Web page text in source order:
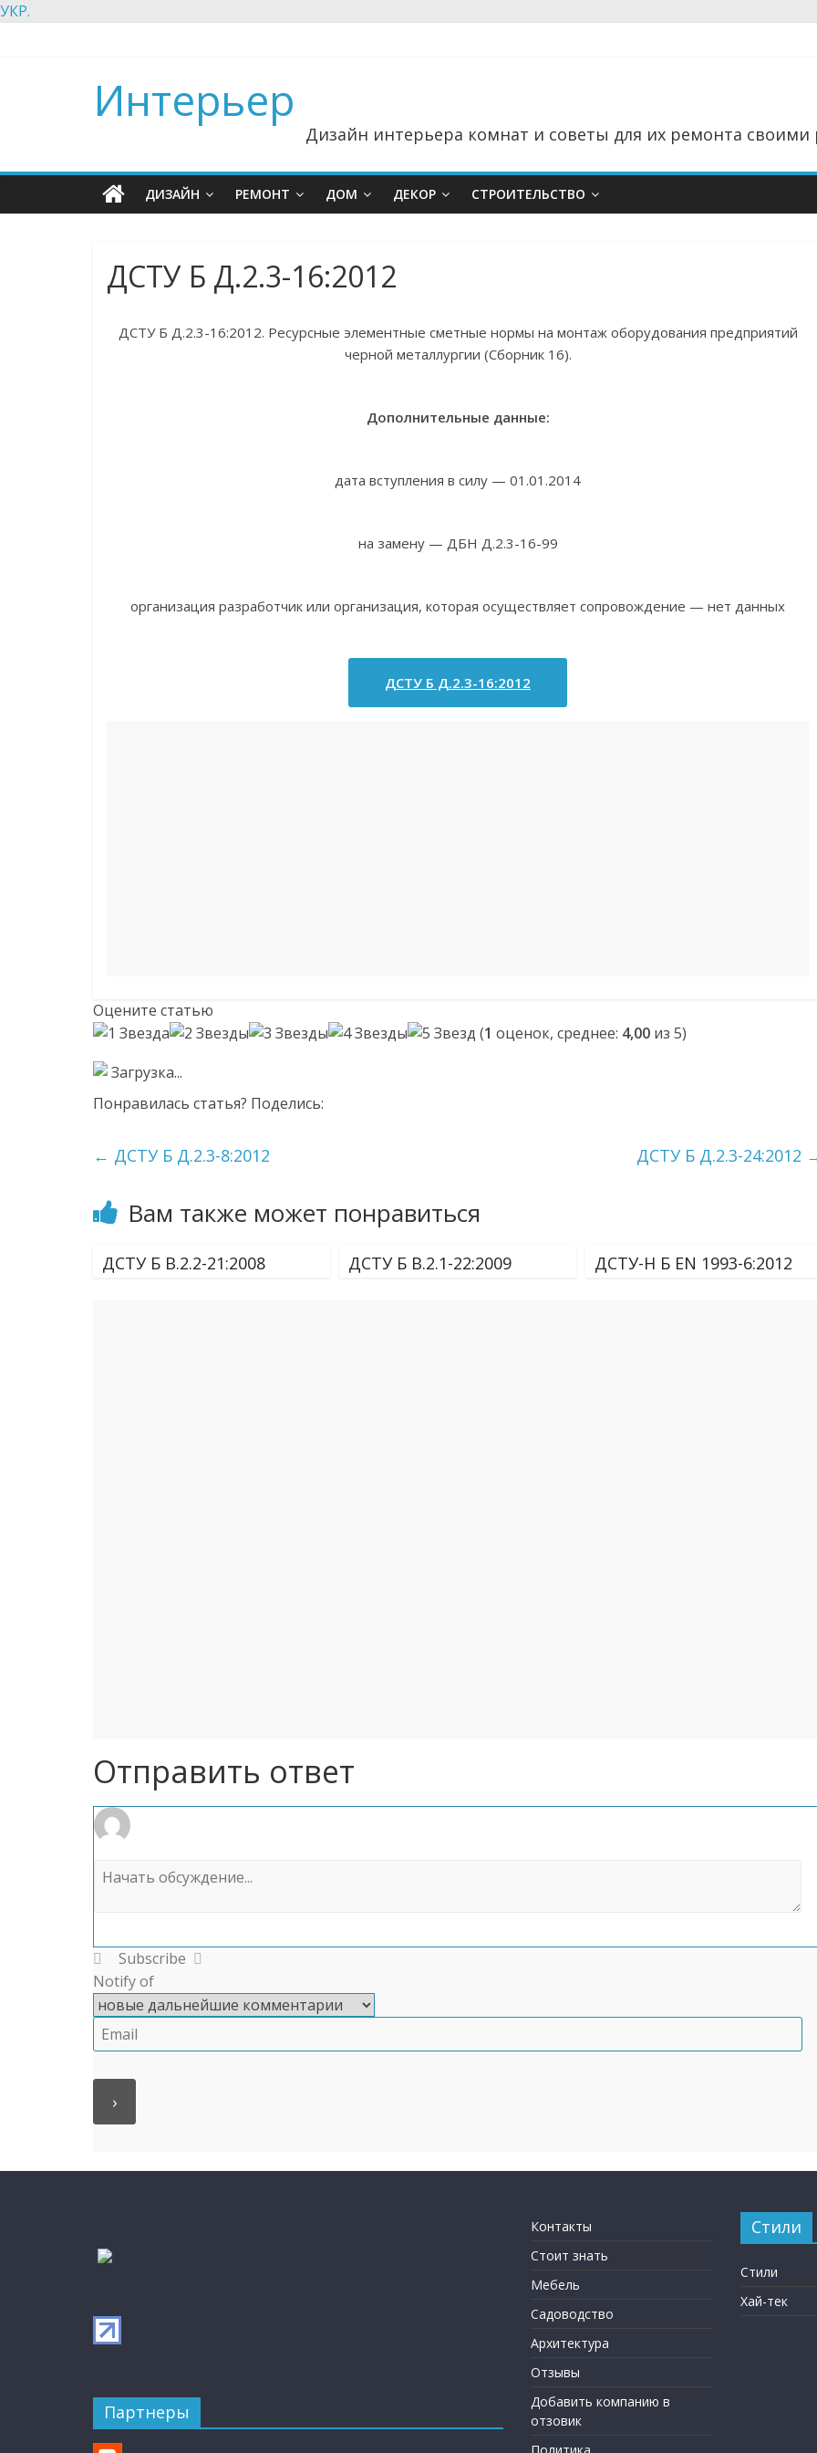
УКР.
Интерьер
Дизайн интерьера комнат и советы для их ремонта
ДИЗАЙН РЕМОНТ ДОМ ДЕКОР СТРОИТЕЛЬСТВО
ДСТУ Б Д.2.3-16:2012
ДСТУ Б Д.2.3-16:2012. Ресурсные элементные сметные нормы на монтаж оборудования предприятий
черной металлургии (Сборник 16).
Дополнительные данные:
дата вступления в силу — 01.01.2014
на замену — ДБН Д.2.3-16-99
организация разработчик или организация, которая осуществляет сопровождение — нет данных
ДСТУ Б Д.2.3-16:2012
Оцените статью
(1 оценок, среднее: 4,00 из 5)
Загрузка...
Понравилась статья? Поделись:
← ДСТУ Б Д.2.3-8:2012 ДСТУ Б Д.2.3-24:2012
Вам также может понравиться
ДСТУ Б В.2.2-21:2008 ДСТУ Б В.2.1-22:2009 ДСТУ-Н Б EN 1993-6:2012
Отправить ответ
Subscribe
Notify of
Партнеры
Контакты
Стоит знать
Мебель
Садоводство
Архитектура
Отзывы
Добавить компанию в
отзовик
Стили
Стили
Хай-тек